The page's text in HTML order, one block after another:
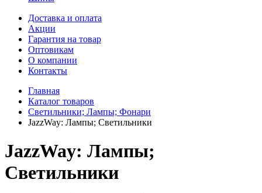
Доставка и оплата
Акции
Гарантия на товар
Оптовикам
О компании
Контакты
Главная
Каталог товаров
Светильники; Лампы; Фонари
JazzWay: Лампы; Светильники
JazzWay: Лампы;
Светильники